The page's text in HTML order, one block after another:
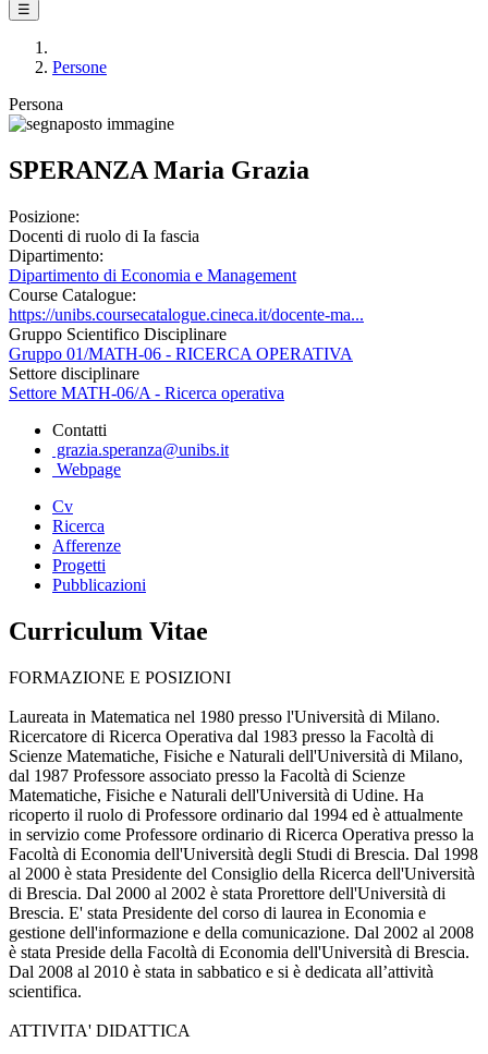
☰
Persone
Persona
SPERANZA Maria Grazia
Posizione:
Docenti di ruolo di Ia fascia
Dipartimento:
Dipartimento di Economia e Management
Course Catalogue:
https://unibs.coursecatalogue.cineca.it/docente-ma...
Gruppo Scientifico Disciplinare
Gruppo 01/MATH-06 - RICERCA OPERATIVA
Settore disciplinare
Settore MATH-06/A - Ricerca operativa
Contatti
grazia.speranza@unibs.it
Webpage
Cv
Ricerca
Afferenze
Progetti
Pubblicazioni
Curriculum Vitae
FORMAZIONE E POSIZIONI
Laureata in Matematica nel 1980 presso l'Università di Milano.
Ricercatore di Ricerca Operativa dal 1983 presso la Facoltà di
Scienze Matematiche, Fisiche e Naturali dell'Università di Milano,
dal 1987 Professore associato presso la Facoltà di Scienze
Matematiche, Fisiche e Naturali dell'Università di Udine. Ha
ricoperto il ruolo di Professore ordinario dal 1994 ed è attualmente
in servizio come Professore ordinario di Ricerca Operativa presso la
Facoltà di Economia dell'Università degli Studi di Brescia. Dal 1998
al 2000 è stata Presidente del Consiglio della Ricerca dell'Università
di Brescia. Dal 2000 al 2002 è stata Prorettore dell'Università di
Brescia. E' stata Presidente del corso di laurea in Economia e
gestione dell'informazione e della comunicazione. Dal 2002 al 2008
è stata Preside della Facoltà di Economia dell'Università di Brescia.
Dal 2008 al 2010 è stata in sabbatico e si è dedicata all’attività
scientifica.
ATTIVITA' DIDATTICA